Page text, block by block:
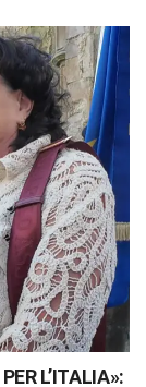
L’ITALIA»: